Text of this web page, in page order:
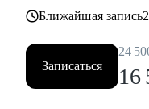
• продаж
• маркетинга
• аналитики
• финансов
Ближайшая запись
Записаться
24
16